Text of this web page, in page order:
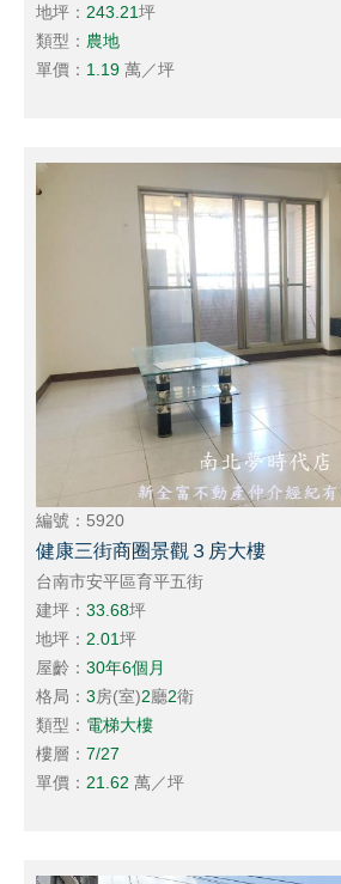
地坪： 243.21坪
類型： 農地
單價： 1.19 萬／坪
編號：5920
健康三街商圈景觀３房大樓
台南市安平區育平五街
建坪：33.68坪
地坪： 2.01坪
屋齡：30年6個月
格局：3房(室)2廳2衛
類型： 電梯大樓
樓層：7/27
單價： 21.62 萬／坪